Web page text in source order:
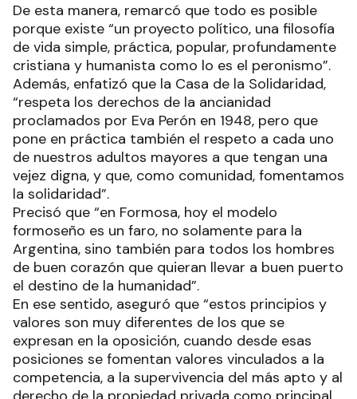
De esta manera, remarcó que todo es posible
porque existe “un proyecto político, una filosofía
de vida simple, práctica, popular, profundamente
cristiana y humanista como lo es el peronismo”.
Además, enfatizó que la Casa de la Solidaridad,
“respeta los derechos de la ancianidad
proclamados por Eva Perón en 1948, pero que
pone en práctica también el respeto a cada uno
de nuestros adultos mayores a que tengan una
vejez digna, y que, como comunidad, fomentamos
la solidaridad”.
Precisó que “en Formosa, hoy el modelo
formoseño es un faro, no solamente para la
Argentina, sino también para todos los hombres
de buen corazón que quieran llevar a buen puerto
el destino de la humanidad”.
En ese sentido, aseguró que “estos principios y
valores son muy diferentes de los que se
expresan en la oposición, cuando desde esas
posiciones se fomentan valores vinculados a la
competencia, a la supervivencia del más apto y al